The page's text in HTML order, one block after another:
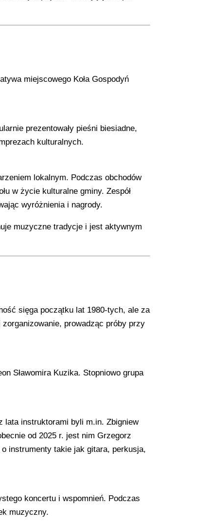
miejscowego Koła Gospodyń
prezentowały pieśni biesiadne,
kulturalnych.
lokalnym. Podczas obchodów
w życie kulturalne gminy. Zespół
wyróżnienia i nagrody.
muzyczne tradycje i jest aktywnym
sięga początku lat 1980‑tych, ale za
prowadząc próby przy
Sławomira Kuzika. Stopniowo grupa
lata instruktorami byli m.in. Zbigniew
od 2025 r. jest nim Grzegorz
instrumenty takie jak gitara, perkusja,
koncertu i wspomnień. Podczas
muzyczny.